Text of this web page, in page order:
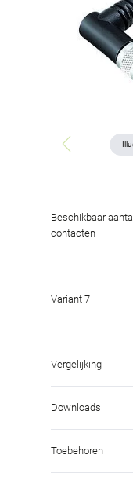
Beschikbaar aantal
contacten
Variant 7
Vergelijking
Downloads
Toebehoren